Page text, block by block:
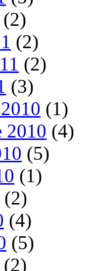
(2)
(2)
(2)
(3)
(1)
2010 (4)
(5)
(1)
(2)
(4)
(5)
(2)